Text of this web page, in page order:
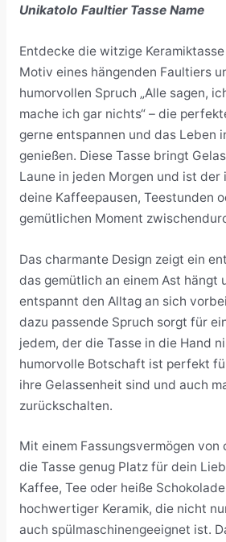
Unikatolo Faultier Tasse Name
Entdecke die witzige
Motiv eines hängenden Faultiers
humorvollen Spruch „Alle sagen,
mache ich gar nichts“ – die
gerne entspannen und das Leben
genießen. Diese Tasse bringt
Laune in jeden Morgen und ist
deine Kaffeepausen, Teestunden
gemütlichen Moment
Das charmante Design zeigt ein
das gemütlich an einem Ast hängt
entspannt den Alltag an sich
dazu passende Spruch sorgt für
jedem, der die Tasse in die Hand
humorvolle Botschaft ist perfekt
ihre Gelassenheit sind und auch
zurückschalten.
Mit einem Fassungsvermögen
die Tasse genug Platz für dein
Kaffee, Tee oder heiße
hochwertiger Keramik, die nicht
auch spülmaschinengeeignet ist.